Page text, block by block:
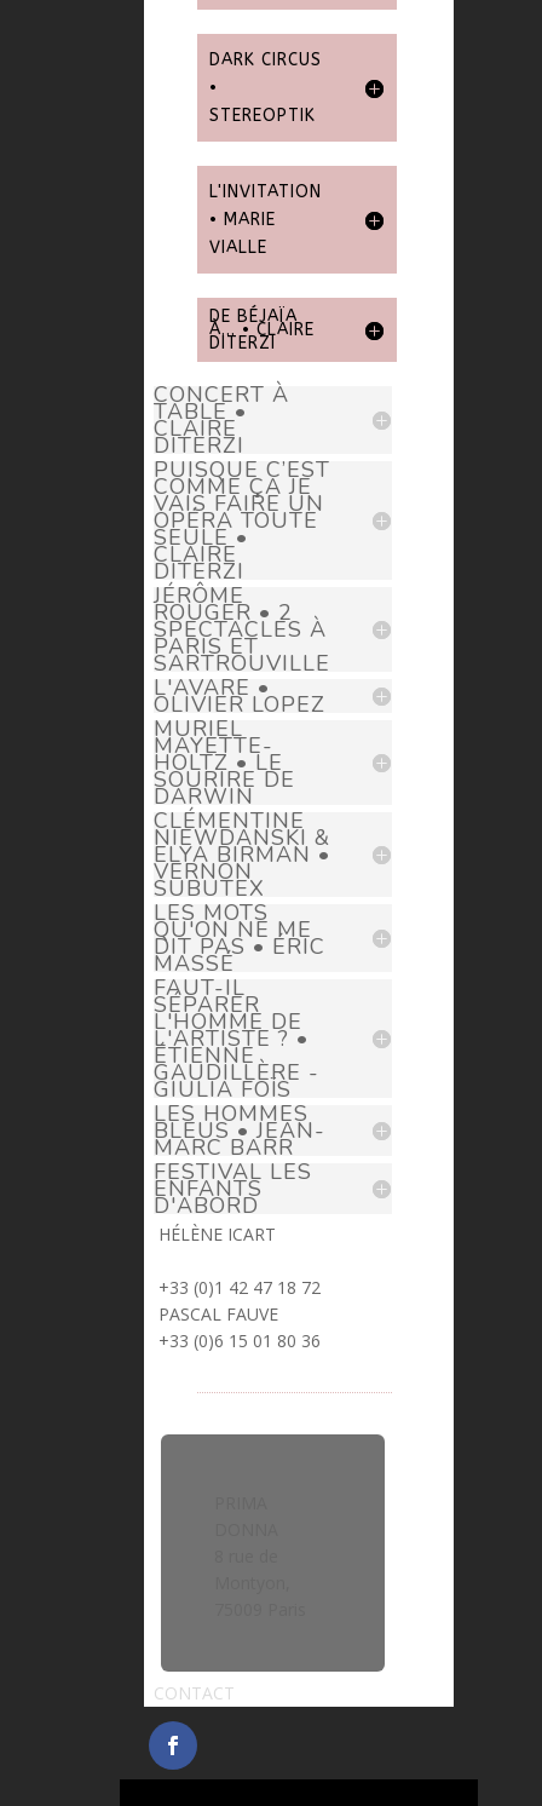
DARK CIRCUS
•
STEREOPTIK
L'INVITATION
• MARIE
VIALLE
DE BÉJAÏA
À... • CLAIRE
DITERZI
CONCERT À
TABLE •
CLAIRE
DITERZI
PUISQUE C’EST
COMME ÇA JE
VAIS FAIRE UN
OPÉRA TOUTE
SEULE •
CLAIRE
DITERZI
JÉRÔME
ROUGER • 2
SPECTACLES À
PARIS ET
SARTROUVILLE
L'AVARE •
OLIVIER LOPEZ
MURIEL
MAYETTE-
HOLTZ • LE
SOURIRE DE
DARWIN
CLÉMENTINE
NIEWDANSKI &
ELYA BIRMAN •
VERNON
SUBUTEX
LES MOTS
QU'ON NE ME
DIT PAS • ÉRIC
MASSÉ
FAUT-IL
SÉPARER
L'HOMME DE
L'ARTISTE ? •
ÉTIENNE
GAUDILLÈRE -
GIULIA FOÏS
LES HOMMES
BLEUS • JEAN-
MARC BARR
FESTIVAL LES
ENFANTS
D'ABORD
HÉLÈNE ICART
> helene.icart@prima-donna.fr
+33 (0)1 42 47 18 72
PASCAL FAUVE
> pascal.fauve@prima-donna.fr
+33 (0)6 15 01 80 36
CONTACT